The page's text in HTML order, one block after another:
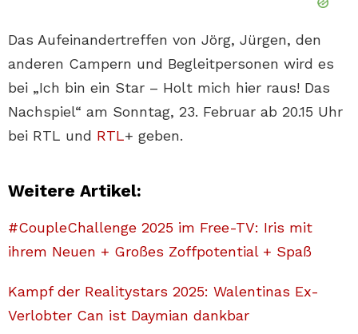
Das Aufeinandertreffen von Jörg, Jürgen, den
anderen Campern und Begleitpersonen wird es
bei „Ich bin ein Star – Holt mich hier raus! Das
Nachspiel“ am Sonntag, 23. Februar ab 20.15 Uhr
bei RTL und RTL+ geben.
Weitere Artikel:
#CoupleChallenge 2025 im Free-TV: Iris mit
ihrem Neuen + Großes Zoffpotential + Spaß
Kampf der Realitystars 2025: Walentinas Ex-
Verlobter Can ist Daymian dankbar